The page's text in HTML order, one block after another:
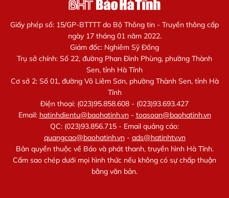
Giấy phép số: 15/GP-BTTTT do Bộ Thông tin - Truyền thông cấp
ngày 17 tháng 01 năm 2022.
Giám đốc: Nghiêm Sỹ Đống
Trụ sở chính: Số 22, đường Phan Đình Phùng, phường Thành
Sen, tỉnh Hà Tĩnh
Cơ sở 2: Số 01, đường Võ Liêm Sơn, phường Thành Sen, tỉnh Hà
Tĩnh
Điện thoại: (023)95.858.608 - (023)93.693.427
Email: hatinhdientu@baohatinh.vn- toasoan@baohatinh.vn
QC: (023)93.856.715 - Email quảng cáo:
quangcao@baohatinh.vn- ads@hatinhtv.vn
Bản quyền thuộc về Báo và phát thanh, truyền hình Hà Tĩnh.
Cấm sao chép dưới mọi hình thức nếu không có sự chấp thuận
bằng văn bản.